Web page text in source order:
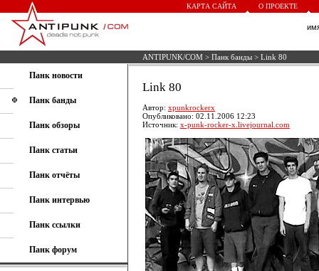
КАРТА САЙТА О ПРОЕКТЕ
ANTIPUNK/COM > Панк банды > Link 80
Панк новости
Панк банды
Панк обзоры
Панк статьи
Панк отчёты
Панк интервью
Панк ссылки
Панк форум
Link 80
Автор: xpunkrockerx
Опубликовано: 02.11.2006 12:23
Источник: x-punk-rocker-x.livejournal.com